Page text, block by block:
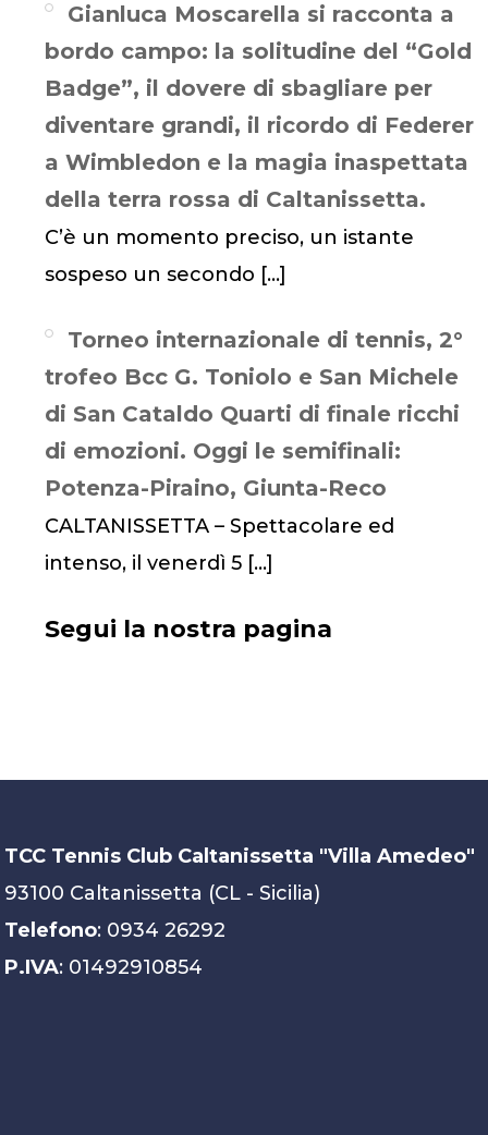
Gianluca Moscarella si racconta a
bordo campo: la solitudine del “Gold
Badge”, il dovere di sbagliare per
diventare grandi, il ricordo di Federer
a Wimbledon e la magia inaspettata
della terra rossa di Caltanissetta.
C’è un momento preciso, un istante
sospeso un secondo […]
Torneo internazionale di tennis, 2°
trofeo Bcc G. Toniolo e San Michele
di San Cataldo Quarti di finale ricchi
di emozioni. Oggi le semifinali:
Potenza-Piraino, Giunta-Reco
CALTANISSETTA – Spettacolare ed
intenso, il venerdì 5 […]
Segui la nostra pagina
TCC Tennis Club Caltanissetta "Villa Amedeo"
93100 Caltanissetta (CL - Sicilia)
Telefono: 0934 26292
P.IVA: 01492910854